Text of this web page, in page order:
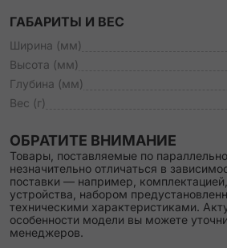
ГАБАРИТЫ И ВЕС
Ширина (мм)
Высота (мм)
Глубина (мм)
Вес (г)
ОБРАТИТЕ ВНИМАНИЕ
Товары, поставляемые по
незначительно отличаться в
поставки — например,
устройства, набором
техническими характеристиками.
особенности модели вы можете
менеджеров.